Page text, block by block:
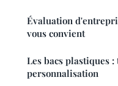
Évaluation
vous convient
Les bacs plastiques :
personnalisation